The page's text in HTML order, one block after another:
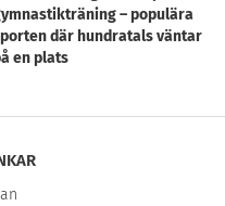
– populära
där hundratals väntar
en plats